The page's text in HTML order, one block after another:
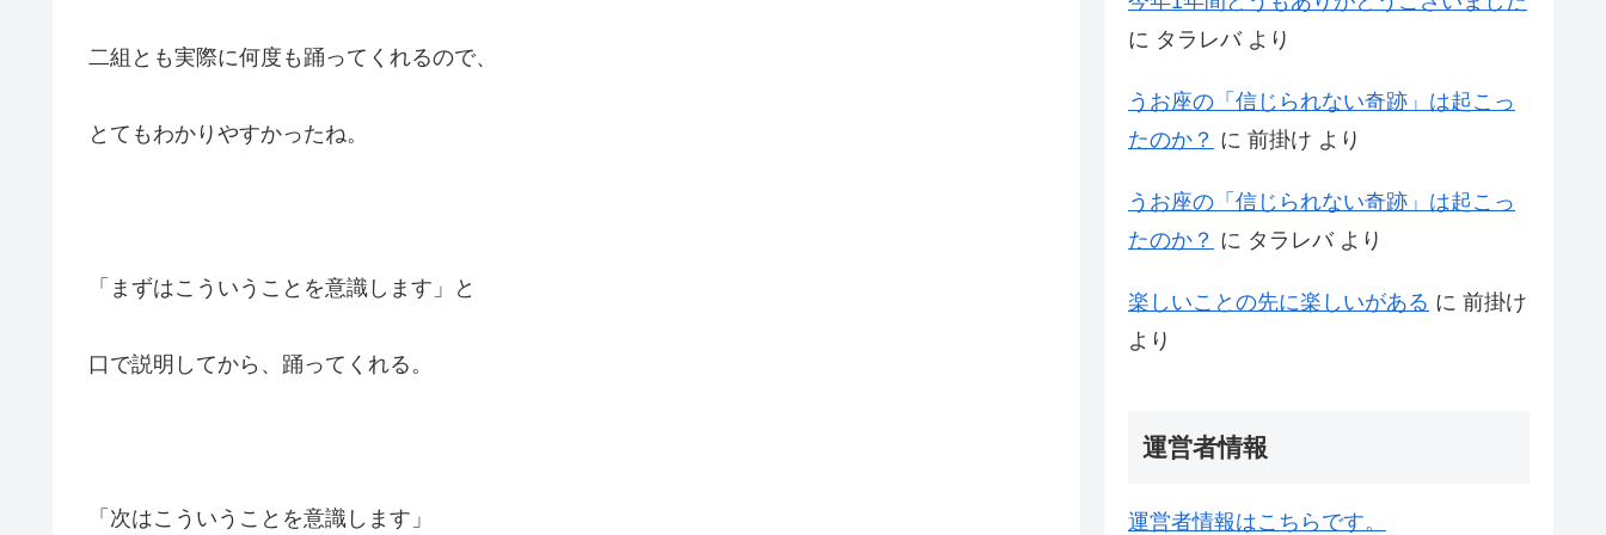
二組とも実際に何度も踊ってくれるので、
とてもわかりやすかったね。
「まずはこういうことを意識します」と
口で説明してから、踊ってくれる。
「次はこういうことを意識します」
に タラレバより
うお座の「信じられない奇跡」は起こっ
たのか？ に 前掛け より
うお座の「信じられない奇跡」は起こっ
たのか？ に タラレバより
楽しいことの先に楽しいがある に 前掛け
より
運営者情報
運営者情報はこちらです。